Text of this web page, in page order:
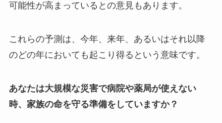
可能性が高まっているとの意見もあります。
これらの予測は、今年、来年、あるいはそれ以降
のどの年においても起こり得るという意味です。
あなたは大規模な災害で病院や薬局が使えない
時、家族の命を守る準備をしていますか？